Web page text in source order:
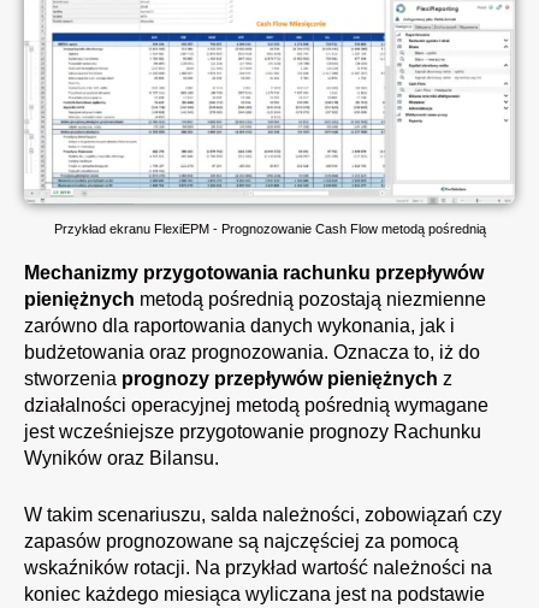
Przykład ekranu FlexiEPM - Prognozowanie Cash Flow metodą pośrednią
Mechanizmy przygotowania rachunku przepływów
pieniężnych metodą pośrednią pozostają niezmienne
zarówno dla raportowania danych wykonania, jak i
budżetowania oraz prognozowania. Oznacza to, iż do
stworzenia prognozy przepływów pieniężnych z
działalności operacyjnej metodą pośrednią wymagane
jest wcześniejsze przygotowanie prognozy Rachunku
Wyników oraz Bilansu.
W takim scenariuszu, salda należności, zobowiązań czy
zapasów prognozowane są najczęściej za pomocą
wskaźników rotacji. Na przykład wartość należności na
koniec każdego miesiąca wyliczana jest na podstawie